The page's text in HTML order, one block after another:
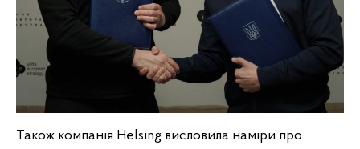
Також компанія Helsing висловила наміри про